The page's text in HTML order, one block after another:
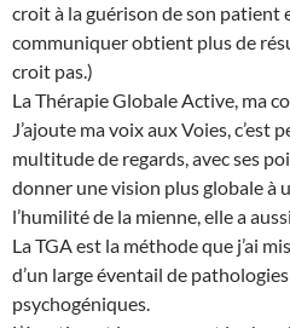
croit à la guérison de son patient
communiquer obtient plus de
croit pas.)
La Thérapie Globale Active, ma
J’ajoute ma voix aux Voies, c’est
multitude de regards, avec ses
donner une vision plus globale à
l’humilité de la mienne, elle a
La TGA est la méthode que j’ai
d’un large éventail de
psychogéniques.